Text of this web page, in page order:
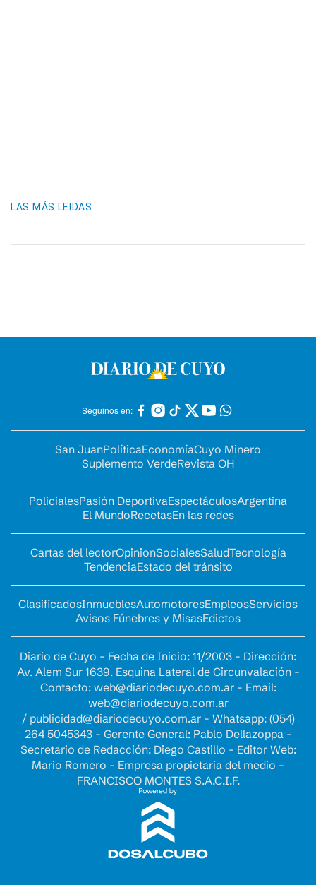
LAS MÁS LEIDAS
Seguinos en:
San JuanPolíticaEconomíaCuyo Minero
Suplemento VerdeRevista OH
PolicialesPasión DeportivaEspectáculosArgentina
El MundoRecetasEn las redes
Cartas del lectorOpinionSocialesSaludTecnología
TendenciaEstado del tránsito
ClasificadosInmueblesAutomotoresEmpleosServicios
Avisos Fúnebres y MisasEdictos
Diario de Cuyo - Fecha de Inicio: 11/2003 - Dirección:
Av. Alem Sur 1639. Esquina Lateral de Circunvalación -
Contacto: web@diariodecuyo.com.ar- Email:
web@diariodecuyo.com.ar
/ publicidad@diariodecuyo.com.ar- Whatsapp: (054)
264 5045343 - Gerente General: Pablo Dellazoppa -
Secretario de Redacción: Diego Castillo - Editor Web:
Mario Romero - Empresa propietaria del medio -
FRANCISCO MONTES S.A.C.I.F.